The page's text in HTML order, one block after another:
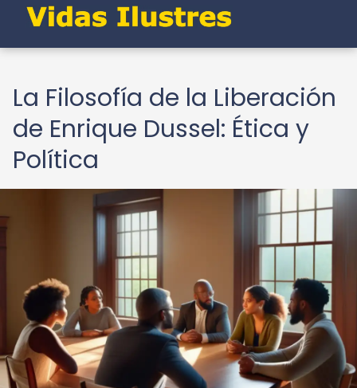
La Filosofía de la Liberación
de Enrique Dussel: Ética y
Política